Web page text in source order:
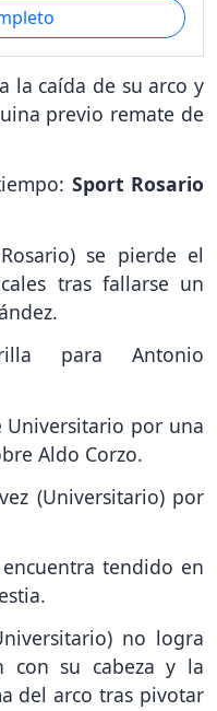
la caída de su arco y
previo remate de
Sport Rosario
se pierde el
tras fallarse un
para Antonio
por una
Aldo Corzo.
(Universitario) por
encuentra tendido en
no logra
con su cabeza y la
del arco tras pivotar